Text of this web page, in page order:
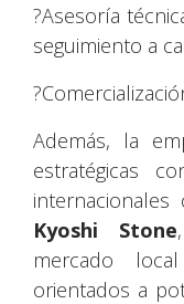
?Asesoría
seguimiento a
Además, la
estratégicas
internacionales
Kyoshi Stone
mercado
orientados a